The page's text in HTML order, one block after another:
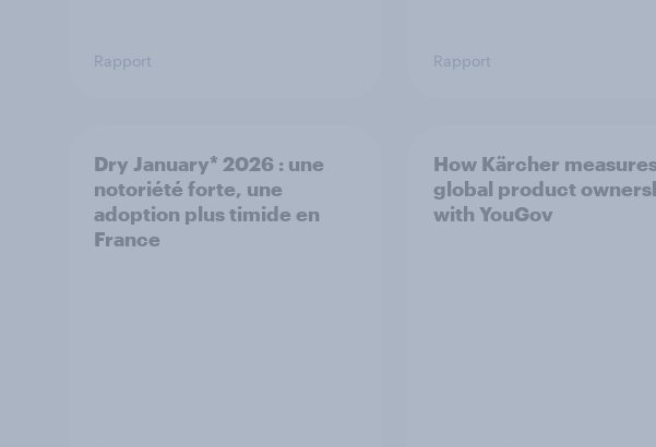
Rapport Rapport
Dry January* 2026 : une
notoriété forte, une
adoption plus timide en
France
How Kärcher
global product
with YouGov